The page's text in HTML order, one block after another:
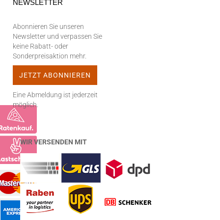
NEWSLETTER
Abonnieren Sie unseren
Newsletter und verpassen Sie
keine Rabatt- oder
Sonderpreisaktion mehr.
Eine Abmeldung ist jederzeit
möglich.
WIR VERSENDEN MIT